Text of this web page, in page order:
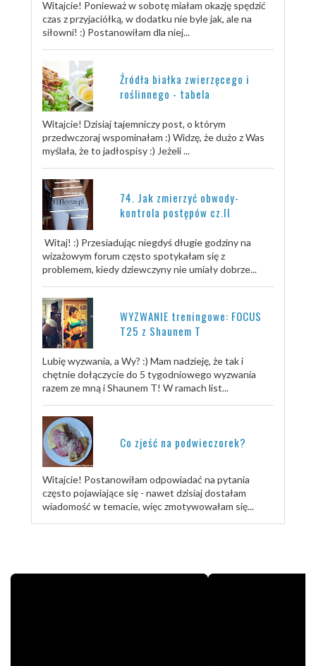
Witajcie! Ponieważ w sobotę miałam okazję spędzić
czas z przyjaciółką, w dodatku nie byle jak, ale na
siłowni! :) Postanowiłam dla niej...
Źródła białka zwierzęcego i
roślinnego - tabela
Witajcie! Dzisiaj tajemniczy post, o którym
przedwczoraj wspominałam :) Widzę, że dużo z Was
myślała, że to jadłospisy :) Jeżeli ...
74. Jak zmierzyć obwody-
kontrola postępów cz.II
Witaj! :) Przesiadując niegdyś długie godziny na
wizażowym forum często spotykałam się z
problemem, kiedy dziewczyny nie umiały dobrze...
WYZWANIE treningowe: FOCUS
T25 z Shaunem T
Lubię wyzwania, a Wy? :) Mam nadzieję, że tak i
chętnie dołączycie do 5 tygodniowego wyzwania
razem ze mną i Shaunem T! W ramach list...
Co zjeść na podwieczorek?
Witajcie! Postanowiłam odpowiadać na pytania
często pojawiające się - nawet dzisiaj dostałam
wiadomość w temacie, więc zmotywowałam się...